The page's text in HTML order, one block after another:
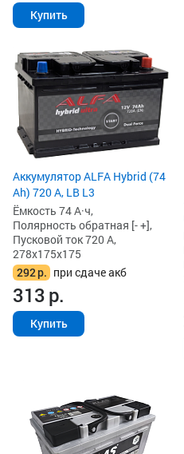
Купить
Аккумулятор ALFA Hybrid (74
Ah) 720 А, LB L3
Ёмкость 74 А·ч,
Полярность обратная [- +],
Пусковой ток 720 А,
278x175x175
292р. при сдаче акб
313р.
Купить